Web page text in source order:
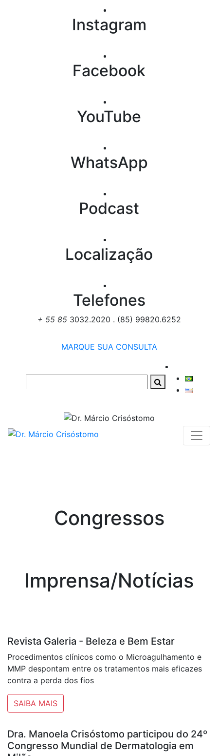
Instagram
Facebook
YouTube
WhatsApp
Podcast
Localização
Telefones
+ 55 853032.2020 . (85) 99820.6252
MARQUE SUA CONSULTA
Congressos
Imprensa/Notícias
Revista Galeria - Beleza e Bem Estar
Procedimentos clínicos como o Microagulhamento e
MMP despontam entre os tratamentos mais eficazes
contra a perda dos fios
SAIBA MAIS
Dra. Manoela Crisóstomo participou do 24º
Congresso Mundial de Dermatologia em